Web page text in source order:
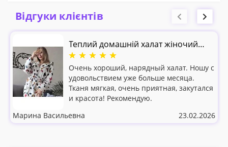
Відгуки клієнтів
Теплий домашній халат жіночий
Кольорові Метелики мікрофібра
Очень хороший, нарядный халат. Ношу с
удовольствием уже больше месяца.
Тканя мягкая, очень приятная, закутался
и красота! Рекомендую.
Марина Васильевна
23.02.2026